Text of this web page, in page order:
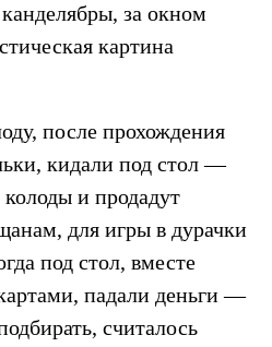
за окном
картина
после прохождения
кидали под стол —
и продадут
для игры в дурачки
под стол, вместе
падали деньги —
считалось